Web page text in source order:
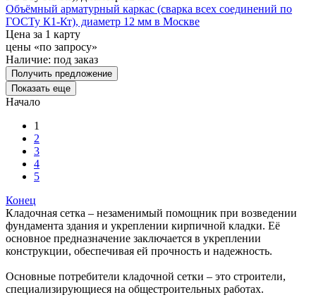
Объёмный арматурный каркас (сварка всех соединений по
ГОСТу К1-Кт), диаметр 12 мм в Москве
Цена за 1 карту
цены «по запросу»
Наличие: под заказ
Получить предложение
Показать еще
Начало
1
2
3
4
5
Конец
Кладочная сетка – незаменимый помощник при возведении
фундамента здания и укреплении кирпичной кладки. Её
основное предназначение заключается в укреплении
конструкции, обеспечивая ей прочность и надежность.
Основные потребители кладочной сетки – это строители,
специализирующиеся на общестроительных работах.